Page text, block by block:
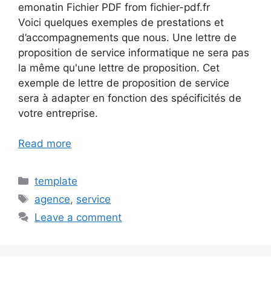
emonatin Fichier PDF from fichier-pdf.fr
Voici quelques exemples de prestations et
d’accompagnements que nous. Une lettre de
proposition de service informatique ne sera pas
la même qu'une lettre de proposition. Cet
exemple de lettre de proposition de service
sera à adapter en fonction des spécificités de
votre entreprise.
Read more
Categories
template
Tags
agence, service
Leave a comment